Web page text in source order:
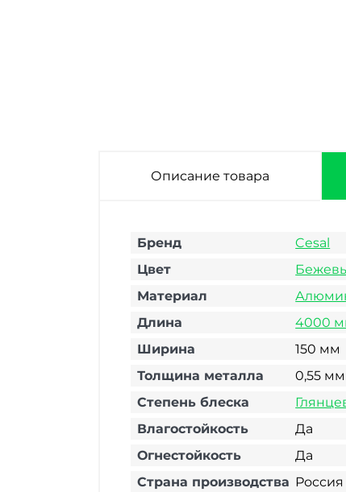
Описание товара
Бренд
Cesal
Цвет
Материал
Длина
4000
Ширина
150 мм
Толщина металла
0,55 мм
Степень блеска
Влагостойкость
Да
Огнестойкость
Да
Страна производства Россия